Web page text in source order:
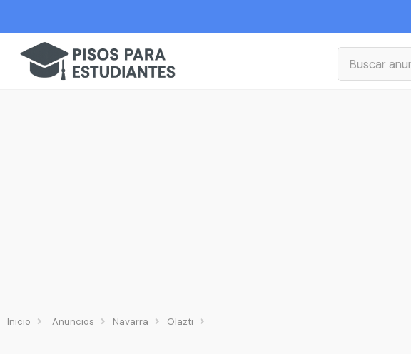
Inicio Anuncios Navarra Olazti